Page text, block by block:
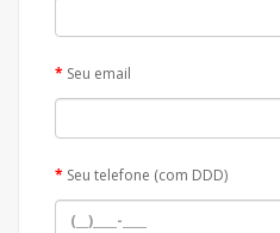
Seu email
Seu telefone (com DDD)